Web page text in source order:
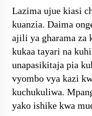
Lazima ujue kiasi
kuanzia. Daima
ajili ya gharama za
kukaa tayari na
unapasikitaja pia
vyombo vya kazi
kuchukuliwa.
yako ishike kwa